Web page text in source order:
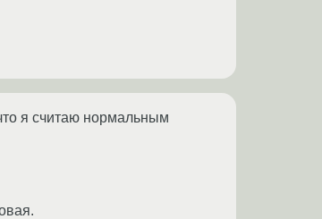
я считаю нормальным